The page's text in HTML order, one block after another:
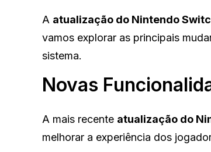
A atualização do Nintendo
vamos explorar as principais
sistema.
Novas
A mais recente atualização do
melhorar a experiência dos